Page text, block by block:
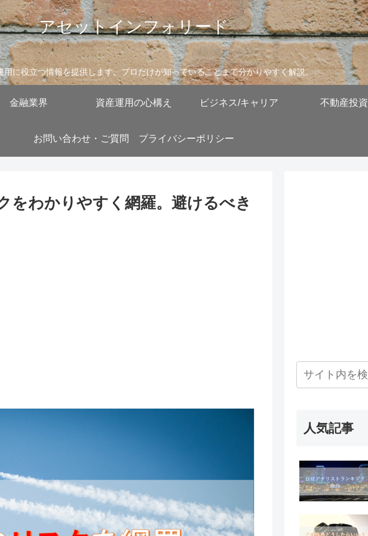
アセットインフォリード
用に役立つ情報を提供します。プロだけが知っていることまで分かりやすく解説。
金融業界 資産運用の心構え ビジネス/キャリア 不動産投資
お問い合わせ・ご質問 プライバシーポリシー
をわかりやすく網羅。避けるべき
人気記事